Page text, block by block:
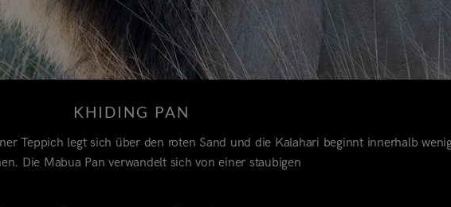
KHIDING PAN
Teppich legt sich über den roten Sand und die Kalahari beginnt innerhalb
Die Mabua Pan verwandelt sich von einer staubigen